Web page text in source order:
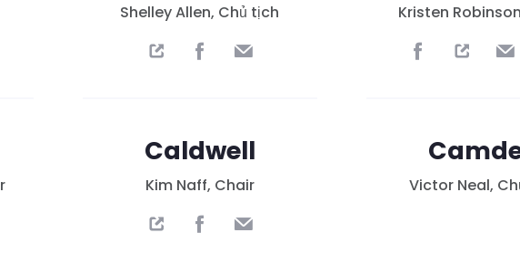
Shelley Allen, Chủ tịch Kristen
Caldwell
Kim Naff, Chair Victor Neal,